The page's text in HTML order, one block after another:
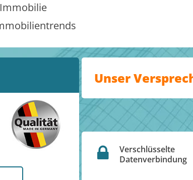
Unser
Verschlüsselte
Datenverbindung